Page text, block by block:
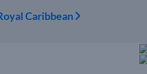
Caribbean